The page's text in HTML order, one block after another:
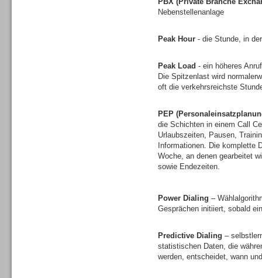
Nebenstellenanlage
Peak Hour - die Stunde, in
Peak Load - ein höheres
Die Spitzenlast wird
oft die verkehrsreichste
PEP
die Schichten in einem Call
Urlaubszeiten, Pausen,
Informationen. Die komplette
Woche, an denen gearbeitet
sowie Endezeiten.
Power Dialing –
Gesprächen initiiert, sobald
Predictive Dialing –
statistischen Daten, die
werden, entscheidet, wann